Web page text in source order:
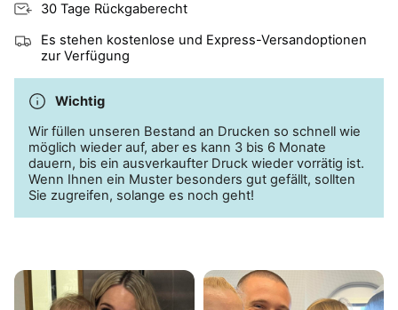
30 Tage Rückgaberecht
Es stehen kostenlose und Express-Versandoptionen
zur Verfügung
Wichtig
Wir füllen unseren Bestand an Drucken so schnell wie
möglich wieder auf, aber es kann 3 bis 6 Monate
dauern, bis ein ausverkaufter Druck wieder vorrätig ist.
Wenn Ihnen ein Muster besonders gut gefällt, sollten
Sie zugreifen, solange es noch geht!